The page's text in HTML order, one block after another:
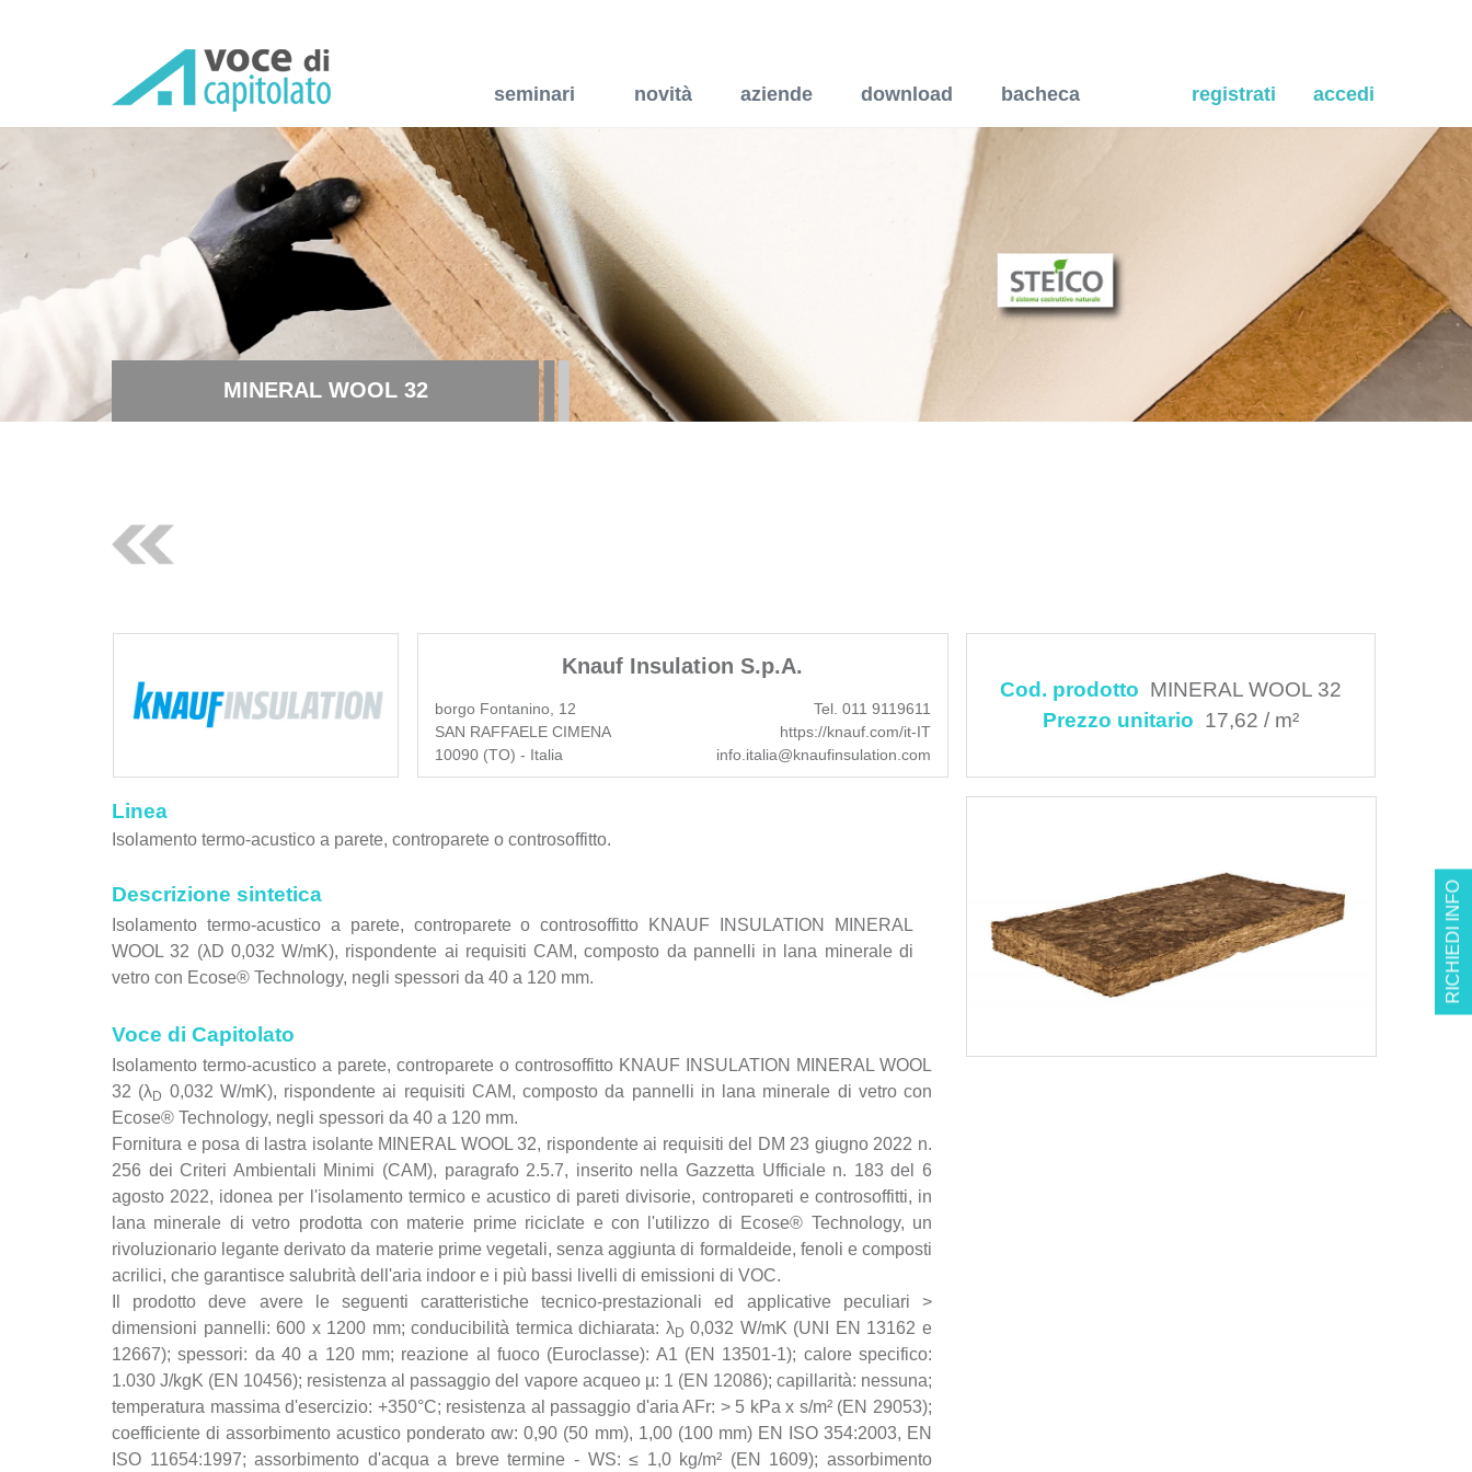
seminari novità aziende download bacheca registrati accedi
RICHIEDI INFO
MINERAL WOOL 32
Knauf Insulation S.p.A.
borgo Fontanino, 12
SAN RAFFAELE CIMENA
10090 (TO) - Italia
Tel. 011 9119611
https://knauf.com/it-IT
info.italia@knaufinsulation.com
Cod. prodotto MINERAL WOOL 32
Prezzo unitario 17,62 / m²
Linea
Isolamento termo-acustico a parete, controparete o controsoffitto.
Descrizione sintetica
Isolamento termo-acustico a parete, controparete o controsoffitto KNAUF INSULATION MINERAL
WOOL 32 (λD 0,032 W/mK), rispondente ai requisiti CAM, composto da pannelli in lana minerale di
vetro con Ecose® Technology, negli spessori da 40 a 120 mm.
Voce di Capitolato
Isolamento termo-acustico a parete, controparete o controsoffitto KNAUF INSULATION MINERAL WOOL
32 (λD 0,032 W/mK), rispondente ai requisiti CAM, composto da pannelli in lana minerale di vetro con
Ecose® Technology, negli spessori da 40 a 120 mm.
Fornitura e posa di lastra isolante MINERAL WOOL 32, rispondente ai requisiti del DM 23 giugno 2022 n.
256 dei Criteri Ambientali Minimi (CAM), paragrafo 2.5.7, inserito nella Gazzetta Ufficiale n. 183 del 6
agosto 2022, idonea per l'isolamento termico e acustico di pareti divisorie, contropareti e controsoffitti, in
lana minerale di vetro prodotta con materie prime riciclate e con l'utilizzo di Ecose® Technology, un
rivoluzionario legante derivato da materie prime vegetali, senza aggiunta di formaldeide, fenoli e composti
acrilici, che garantisce salubrità dell'aria indoor e i più bassi livelli di emissioni di VOC.
Il prodotto deve avere le seguenti caratteristiche tecnico-prestazionali ed applicative peculiari >
dimensioni pannelli: 600 x 1200 mm; conducibilità termica dichiarata: λD 0,032 W/mK (UNI EN 13162 e
12667); spessori: da 40 a 120 mm; reazione al fuoco (Euroclasse): A1 (EN 13501-1); calore specifico:
1.030 J/kgK (EN 10456); resistenza al passaggio del vapore acqueo µ: 1 (EN 12086); capillarità: nessuna;
temperatura massima d'esercizio: +350°C; resistenza al passaggio d'aria AFr: > 5 kPa x s/m² (EN 29053);
coefficiente di assorbimento acustico ponderato αw: 0,90 (50 mm), 1,00 (100 mm) EN ISO 354:2003, EN
ISO 11654:1997; assorbimento d'acqua a breve termine - WS: ≤ 1,0 kg/m² (EN 1609); assorbimento